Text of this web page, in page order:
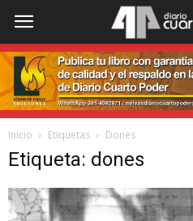
Inicio Etiquetas Dones
Etiqueta: dones